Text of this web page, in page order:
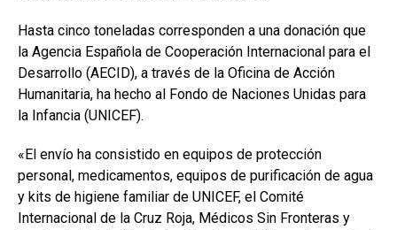
Hasta cinco toneladas corresponden a una donación que
la Agencia Española de Cooperación Internacional para el
Desarrollo (AECID), a través de la Oficina de Acción
Humanitaria, ha hecho al Fondo de Naciones Unidas para
la Infancia (UNICEF).
«El envío ha consistido en equipos de protección
personal, medicamentos, equipos de purificación de agua
y kits de higiene familiar de UNICEF, el Comité
Internacional de la Cruz Roja, Médicos Sin Fronteras y